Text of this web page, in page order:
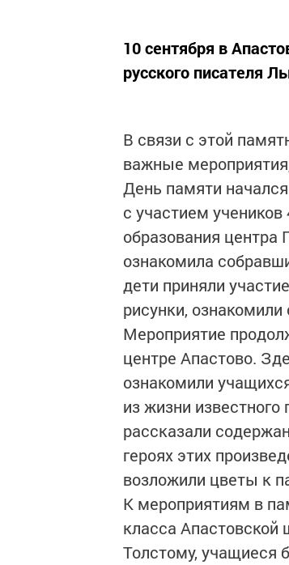
10 сентября в
русского писателя
В связи с этой
важные
День памяти начался
с участием
образования центра
ознакомила
дети приняли
рисунки,
Мероприятие
центре Апастово.
ознакомили
из жизни
рассказали
героях этих
возложили цветы к
К мероприятиям в
класса
Толстому, учащиеся